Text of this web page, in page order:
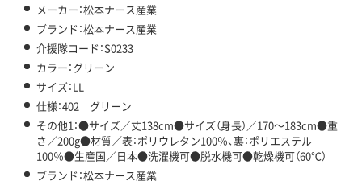
メーカー：松本ナース産業
ブランド：松本ナース産業
介援隊コード：S0233
カラー：グリーン
サイズ：LL
仕様：402 グリーン
その他1：●サイズ／丈138cm●サイズ（身長）／170～183cm●重
さ／200g●材質／表：ポリウレタン100％、裏：ポリエステル
100％●生産国／日本●洗濯機可●脱水機可●乾燥機可（60℃）
ブランド：松本ナース産業